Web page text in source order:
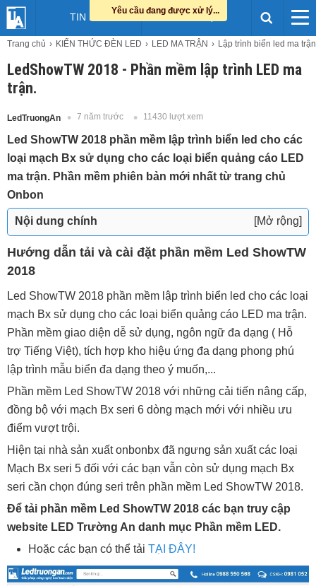
TIN LED HỖ TRỢ
Trang chủ KIẾN THỨC ĐÈN LED LED MA TRẬN Lập trình biển led ma trận
LedShowTW 2018 - Phần mềm lập trình LED ma
trận.
LedTruongAn 7 năm trước 11430 lượt xem
Led ShowTW 2018 phần mềm lập trình biển led cho các
loại mạch Bx sử dụng cho các loại biển quảng cáo LED
ma trận. Phần mềm phiên bản mới nhất từ trang chủ
Onbon
Nội dung chính
[Mở rộng]
Hướng dẫn tải và cài đặt phần mềm Led ShowTW
Hướng dẫn tải và cài đặt phần mềm Led ShowTW
2018
Led ShowTW 2018 phần mềm lập trình biển led cho các loại
mạch Bx sử dụng cho các loại biển quảng cáo LED ma trận.
Phần mềm giao diện dễ sử dụng, ngôn ngữ đa dạng ( Hỗ
trợ Tiếng Việt), tích hợp kho hiệu ứng đa dạng phong phú
lập trình mẫu biển đa dạng theo ý muốn,...
Phần mềm Led ShowTW 2018 với những cải tiến nâng cấp,
đồng bộ với mạch Bx seri 6 dòng mạch mới với nhiều ưu
điểm vượt trội.
Hiện tại nhà sản xuất onbonbx đã ngưng sản xuất các loại
Mạch Bx seri 5 đối với các bạn vẫn còn sử dụng mạch Bx
seri cần chọn đúng seri trên phần mềm Led ShowTW 2018.
Để tải phần mềm Led ShowTW 2018 các bạn truy cập
website LED Trường An danh mục Phần mềm LED.
Hoặc các bạn có thể tải TẠI ĐÂY!
Yêu cầu đang được xử lý...